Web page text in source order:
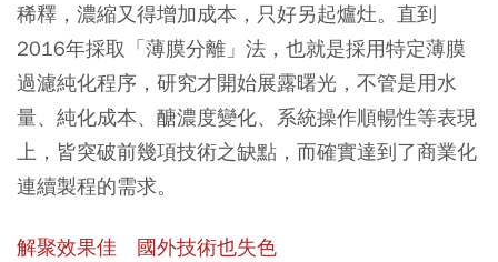
稀釋，濃縮又得增加成本，只好另起爐灶。直到
2016年採取「薄膜分離」法，也就是採用特定薄膜
過濾純化程序，研究才開始展露曙光，不管是用水
量、純化成本、醣濃度變化、系統操作順暢性等表現
上，皆突破前幾項技術之缺點，而確實達到了商業化
連續製程的需求。
解聚效果佳 國外技術也失色